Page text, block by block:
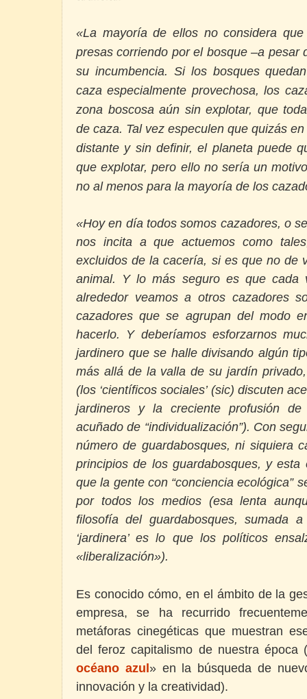
«La mayoría de ellos no considera
presas corriendo por el bosque –a pesar
su incumbencia. Si los bosques
caza especialmente provechosa, los
zona boscosa aún sin explotar, que
de caza. Tal vez especulen que quizás
distante y sin definir, el planeta puede
que explotar, pero ello no sería un
no al menos para la mayoría de los
«Hoy en día todos somos cazadores, o
nos incita a que actuemos como
excluidos de la cacería, si es que no de
animal. Y lo más seguro es que cada
alrededor veamos a otros cazadores
cazadores que se agrupan del modo
hacerlo. Y deberíamos esforzarnos
jardinero que se halle divisando algún
más allá de la valla de su jardín
(los ‘científicos sociales’ (sic) discuten
jardineros y la creciente profusión
acuñado de “individualización”). Con
número de guardabosques, ni siquiera
principios de los guardabosques, y
que la gente con “conciencia ecológica”
por todos los medios (esa lenta
filosofía del guardabosques, sumada
‘jardinera’ es lo que los políticos
«liberalización»).
Es conocido cómo, en el ámbito de la
empresa, se ha recurrido
metáforas cinegéticas que muestran
del feroz capitalismo de nuestra época
océano azul» en la búsqueda de
innovación y la creatividad).